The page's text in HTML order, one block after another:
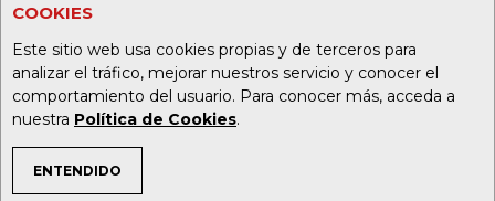
COOKIES
Este sitio web usa cookies propias y de terceros para
analizar el tráfico, mejorar nuestros servicio y conocer el
comportamiento del usuario. Para conocer más, acceda a
nuestra Política de Cookies.
ENTENDIDO
TEMAS DE INTERÉS
alerta.com.co
deportesrcn.com
Organización Ardila Lülle - oal.com.co